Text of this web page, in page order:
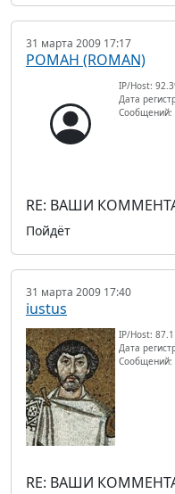
31 марта 2009 17:17
РОМАН (ROMAN)
IP/Host:
Дата
Сообщений:
RE: ВАШИ
Пойдёт
31 марта 2009 17:40
iustus
IP/Host:
Дата
Сообщений:
RE: ВАШИ